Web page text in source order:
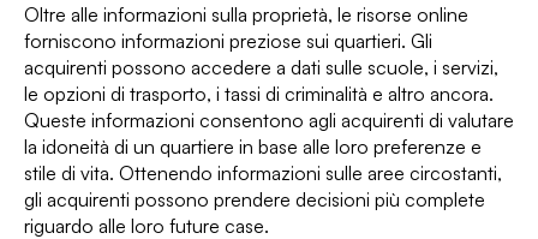
Oltre alle informazioni sulla proprietà, le risorse online
forniscono informazioni preziose sui quartieri. Gli
acquirenti possono accedere a dati sulle scuole, i servizi,
le opzioni di trasporto, i tassi di criminalità e altro ancora.
Queste informazioni consentono agli acquirenti di valutare
la idoneità di un quartiere in base alle loro preferenze e
stile di vita. Ottenendo informazioni sulle aree circostanti,
gli acquirenti possono prendere decisioni più complete
riguardo alle loro future case.